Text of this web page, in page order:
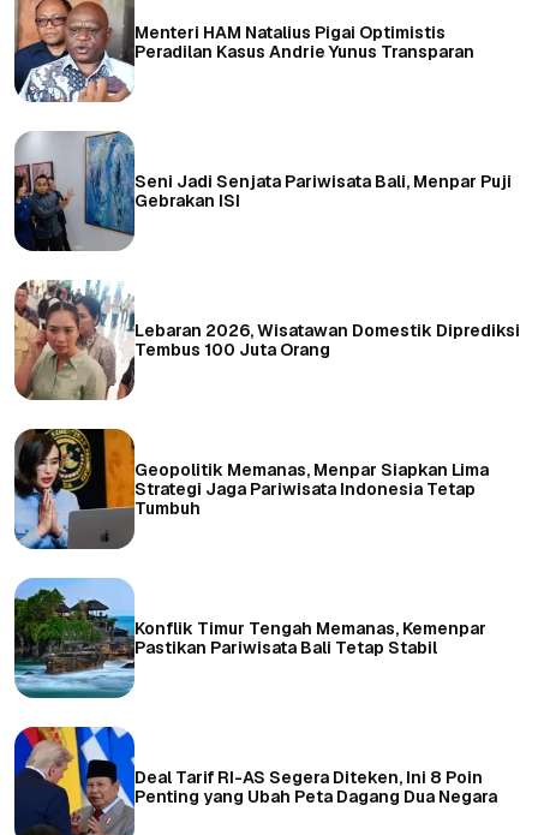
Menteri HAM Natalius Pigai Optimistis
Peradilan Kasus Andrie Yunus Transparan
Seni Jadi Senjata Pariwisata Bali, Menpar Puji
Gebrakan ISI
Lebaran 2026, Wisatawan Domestik Diprediksi
Tembus 100 Juta Orang
Geopolitik Memanas, Menpar Siapkan Lima
Strategi Jaga Pariwisata Indonesia Tetap
Tumbuh
Konflik Timur Tengah Memanas, Kemenpar
Pastikan Pariwisata Bali Tetap Stabil
Deal Tarif RI-AS Segera Diteken, Ini 8 Poin
Penting yang Ubah Peta Dagang Dua Negara